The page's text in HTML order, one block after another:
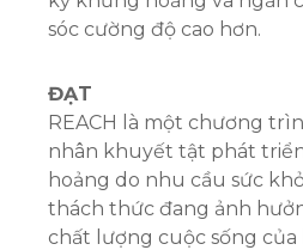
sóc cường độ cao hơn.
ĐẠT
REACH là một chương
nhân khuyết tật phát
hoảng do nhu cầu sức
thách thức đang ảnh
chất lượng cuộc sống của